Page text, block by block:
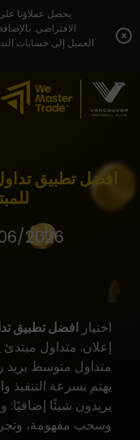
content
يحصل عملاؤنا
الافتراضي.
العميل إلى حسابات
x
افضل تطبيق
2026
اختيار افضل تطبيق
إعلان. متداول
متداول متوسط يريد
يريدون شيئًا
وسحب مفهومة،